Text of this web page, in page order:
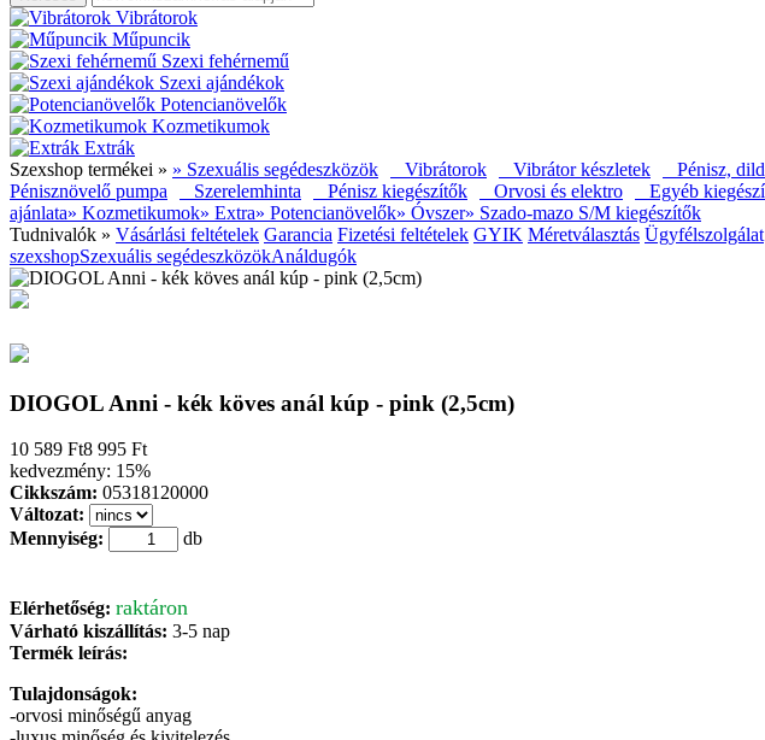
Vibrátorok
Műpuncik
Szexi fehérnemű
Szexi ajándékok
Potencianövelők
Kozmetikumok
Extrák
Szexshop termékei » » Szexuális segédeszközök Vibrátorok Vibrátor készletek Pénisz,
Pénisznövelő pumpa
Szerelemhinta Pénisz kiegészítők Orvosi és elektro Egyéb
ajánlata» Kozmetikumok» Extra» Potencianövelők» Óvszer» Szado-mazo S/M kiegészítők
Tudnivalók » Vásárlási feltételek Garancia Fizetési feltételek GYIK Méretválasztás Ügyfélszolgálat
szexshopSzexuális segédeszközökAnáldugók
DIOGOL Anni - kék köves anál kúp - pink (2,5cm)
10 589 Ft8 995 Ft
kedvezmény: 15%
Cikkszám: 05318120000
Változat:
Mennyiség:
db
Elérhetőség: raktáron
Várható kiszállítás: 3-5 nap
Termék leírás:
Tulajdonságok:
-orvosi minőségű anyag